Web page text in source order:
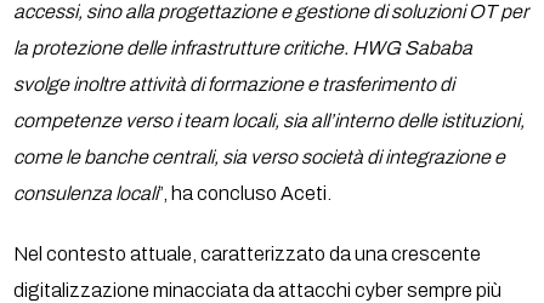
accessi, sino alla progettazione e gestione di soluzioni OT per
la protezione delle infrastrutture critiche. HWG Sababa
svolge inoltre attività di formazione e trasferimento di
competenze verso i team locali, sia all’interno delle istituzioni,
come le banche centrali, sia verso società di integrazione e
consulenza locali”, ha concluso Aceti.
Nel contesto attuale, caratterizzato da una crescente
digitalizzazione minacciata da attacchi cyber sempre più